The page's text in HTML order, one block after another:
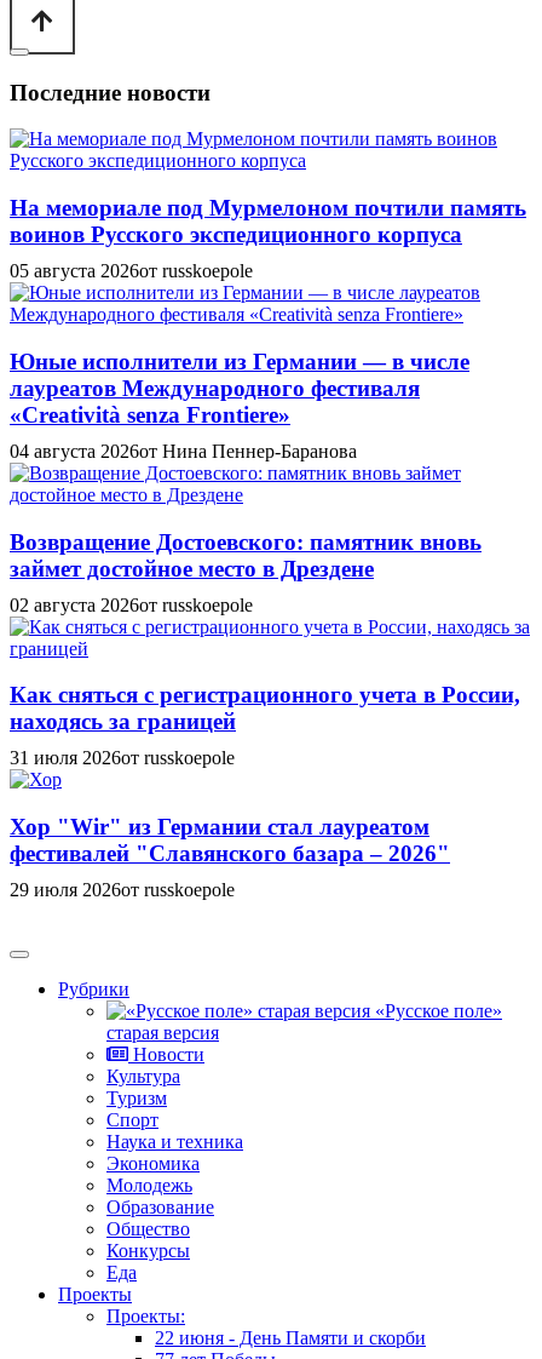
Последние новости
На мемориале под Мурмелоном почтили память
воинов Русского экспедиционного корпуса
05 августа 2026от russkoepole
Юные исполнители из Германии — в числе
лауреатов Международного фестиваля
«Creatività senza Frontiere»
04 августа 2026от Нина Пеннер-Баранова
Возвращение Достоевского: памятник вновь
займет достойное место в Дрездене
02 августа 2026от russkoepole
Как сняться с регистрационного учета в России,
находясь за границей
31 июля 2026от russkoepole
Хор "Wir" из Германии стал лауреатом
фестивалей "Славянского базара – 2026"
29 июля 2026от russkoepole
Рубрики
«Русское поле»
старая версия
Новости
Культура
Туризм
Спорт
Наука и техника
Экономика
Молодежь
Образование
Общество
Конкурсы
Еда
Проекты
Проекты:
22 июня - День Памяти и скорби